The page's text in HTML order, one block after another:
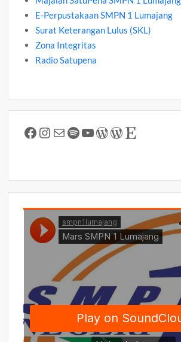
E-Perpustakaan SMPN 1 Lumajang
Surat Keterangan Lulus (SKL)
Zona Integritas
Radio Satupena
Facebook
Instagram
MailSpotify
YouTube
WordPress
WordPress
Etsy